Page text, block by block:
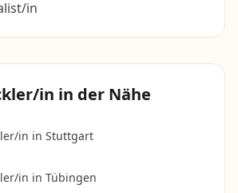
in
in in der Nähe
in in Stuttgart
in in Tübingen